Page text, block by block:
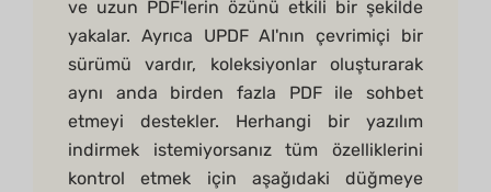
ve uzun PDF'lerin özünü etkili bir şekilde
yakalar. Ayrıca UPDF AI'nın çevrimiçi bir
sürümü vardır, koleksiyonlar oluşturarak
aynı anda birden fazla PDF ile sohbet
etmeyi destekler. Herhangi bir yazılım
indirmek istemiyorsanız tüm özelliklerini
kontrol etmek için aşağıdaki düğmeye